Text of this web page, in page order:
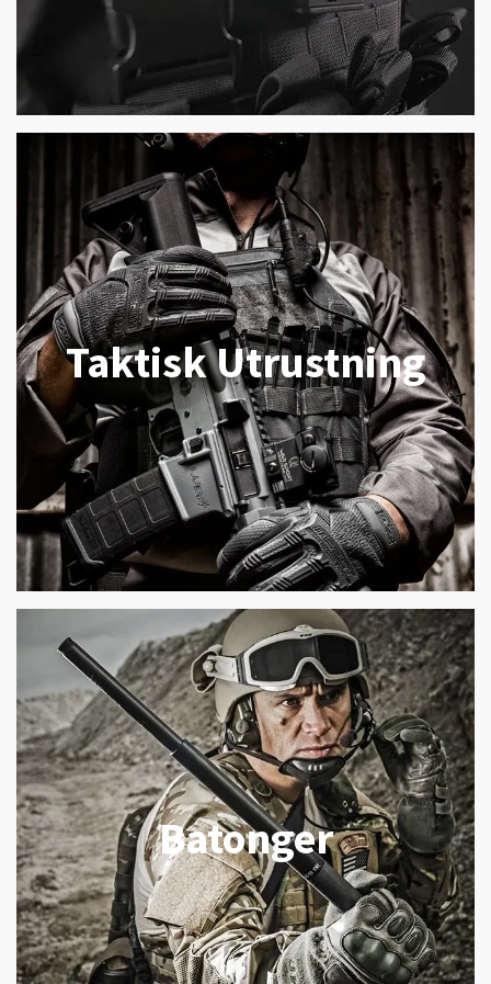
Taktisk Utrustning
Batonger